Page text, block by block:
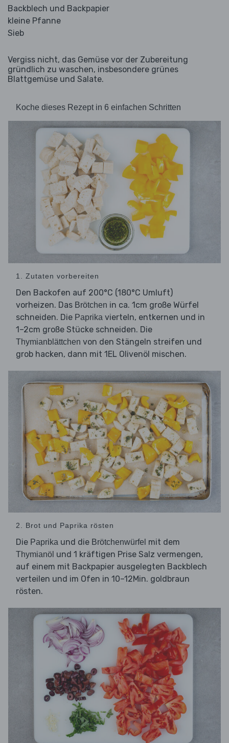
Backblech und Backpapier
kleine Pfanne
Sieb
Vergiss nicht, das Gemüse vor der Zubereitung
gründlich zu waschen, insbesondere grünes
Blattgemüse und Salate.
Koche dieses Rezept in 6 einfachen Schritten
1. Zutaten vorbereiten
Den Backofen auf 200°C (180°C Umluft)
vorheizen. Das Brötchen in ca. 1cm große Würfel
schneiden. Die Paprika vierteln, entkernen und in
1–2cm große Stücke schneiden. Die
Thymianblättchen von den Stängeln streifen und
grob hacken, dann mit 1EL Olivenöl mischen.
2. Brot und Paprika rösten
Die Paprika und die Brötchenwürfel mit dem
Thymianöl und 1 kräftigen Prise Salz vermengen,
auf einem mit Backpapier ausgelegten Backblech
verteilen und im Ofen in 10–12Min. goldbraun
rösten.